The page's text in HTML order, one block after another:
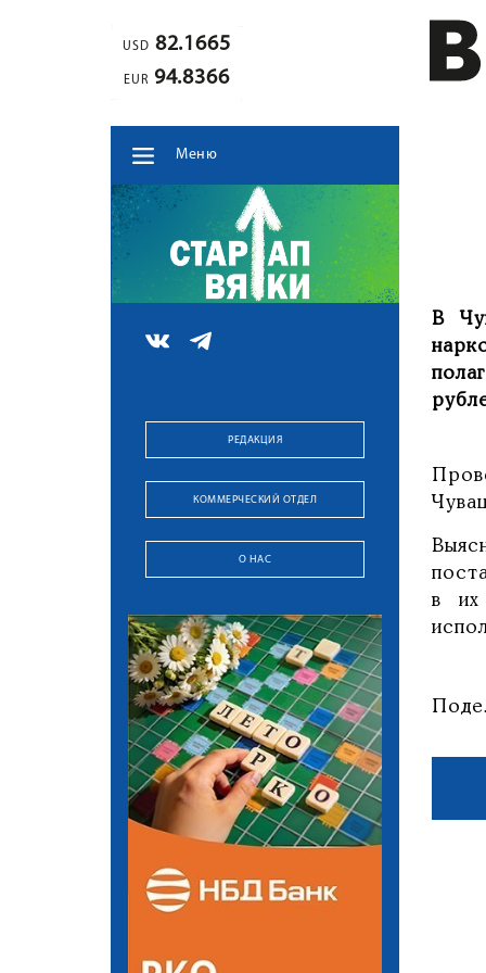
USD 82.1665
EUR 94.8366
Меню
РЕДАКЦИЯ
КОММЕРЧЕСКИЙ ОТДЕЛ
О НАС
В
в их